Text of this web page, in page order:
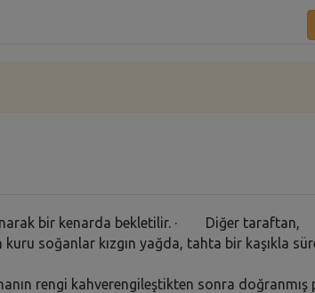
bir kenarda bekletilir. · Diğer taraftan,
kuru soğanlar kızgın yağda, tahta bir kaşıkla
rengi kahverengileştikten sonra doğranmış